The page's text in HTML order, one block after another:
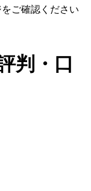
ご確認ください
判・口